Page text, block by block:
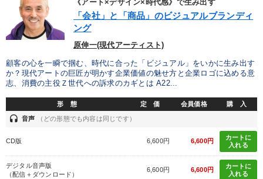
《アート×デザイン×時代感》で生み出す
「会社」と「商品」のビジュアルブランディ
ング
原伸一(現代アーティスト)
顧客の心を一瞬で掴む、時代に合った「ビジュアル」をいかに生み出す
か？現代アートの巨匠が明かす企業価値の魅せ方と企業ロゴに込める意
志、消費の主役Ｚ世代への訴求のカギとは A22...
形 態 定 価 会員価格 購 入
headset 音声 （どの形態でも内容は同じです）
CD版 6,600円 6,600円
カートに
入れる
デジタル音声版
（配信＋ダウンロード）
6,600円 6,600円
カートに
入れる